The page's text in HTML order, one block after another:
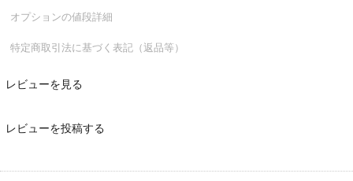
オプションの値段詳細
特定商取引法に基づく表記（返品等）
レビューを見る
レビューを投稿する